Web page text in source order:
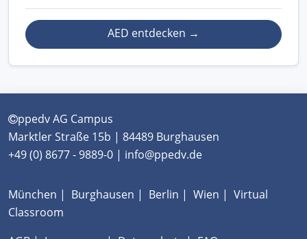
AED entdecken →
ppedv AG Campus
Marktler Straße 15b | 84489 Burghausen
+49 (0) 8677 - 9889-0 | info@ppedv.de
München | Burghausen | Berlin | Wien | Virtual
Classroom